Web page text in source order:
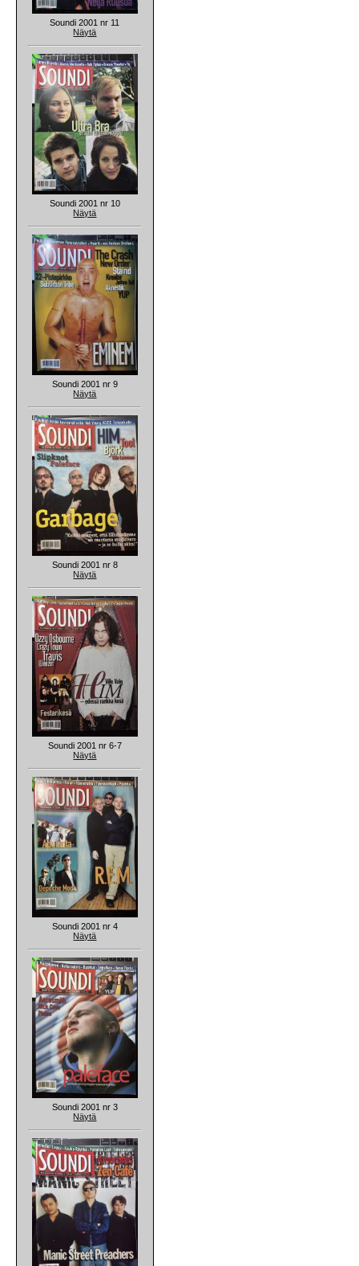
Soundi 2001 nr 11
Näytä
Soundi 2001 nr 10
Näytä
Soundi 2001 nr 9
Näytä
Soundi 2001 nr 8
Näytä
Soundi 2001 nr 6-7
Näytä
Soundi 2001 nr 4
Näytä
Soundi 2001 nr 3
Näytä